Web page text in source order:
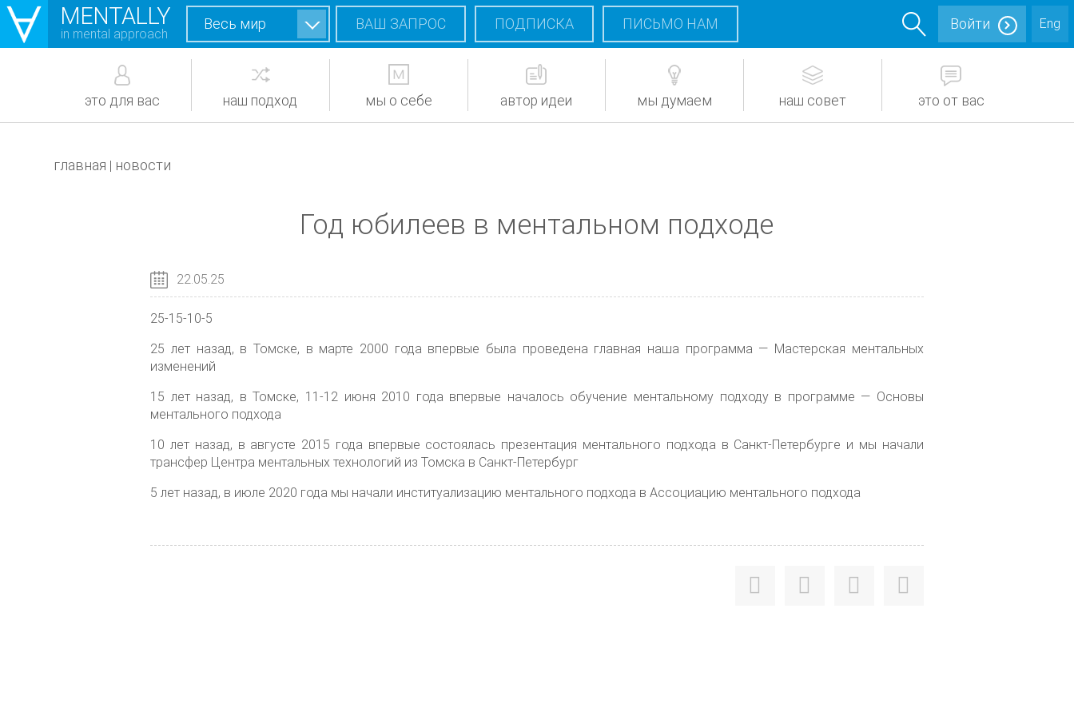
MENTALLY
in mental approach
Весь мир ВАШ ЗАПРОС ПОДПИСКА ПИСЬМО НАМ Eng
Войти
это для вас наш подход мы о себе автор идеи мы думаем наш совет это от вас
главная | новости
Год юбилеев в ментальном подходе
22.05.25
25-15-10-5
25 лет назад, в Томске, в марте 2000 года впервые была проведена главная наша программа — Мастерская ментальных
изменений
15 лет назад, в Томске, 11-12 июня 2010 года впервые началось обучение ментальному подходу в программе — Основы
ментального подхода
10 лет назад, в августе 2015 года впервые состоялась презентация ментального подхода в Санкт-Петербурге и мы начали
трансфер Центра ментальных технологий из Томска в Санкт-Петербург
5 лет назад, в июле 2020 года мы начали институализацию ментального подхода в Ассоциацию ментального подхода